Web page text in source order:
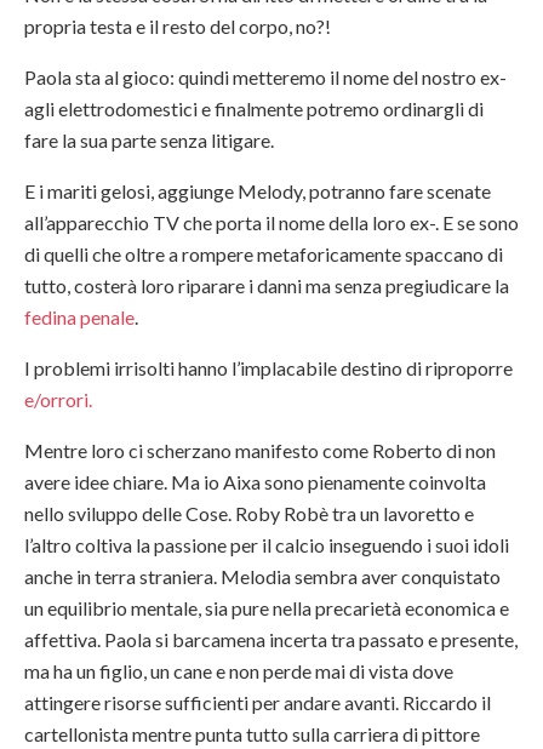
propria testa e il resto del corpo, no?!
Paola sta al gioco: quindi metteremo il nome del nostro ex-
agli elettrodomestici e finalmente potremo ordinargli di
fare la sua parte senza litigare.
E i mariti gelosi, aggiunge Melody, potranno fare scenate
all’apparecchio TV che porta il nome della loro ex-. E se sono
di quelli che oltre a rompere metaforicamente spaccano di
tutto, costerà loro riparare i danni ma senza pregiudicare la
fedina penale
I problemi irrisolti hanno l’implacabile destino di riproporre
e/orrori.
Mentre loro ci scherzano manifesto come Roberto di non
avere idee chiare. Ma io Aixa sono pienamente coinvolta
nello sviluppo delle Cose. Roby Robè tra un lavoretto e
l’altro coltiva la passione per il calcio inseguendo i suoi idoli
anche in terra straniera. Melodia sembra aver conquistato
un equilibrio mentale, sia pure nella precarietà economica e
affettiva. Paola si barcamena incerta tra passato e presente,
ma ha un figlio, un cane e non perde mai di vista dove
attingere risorse sufficienti per andare avanti. Riccardo il
cartellonista mentre punta tutto sulla carriera di pittore